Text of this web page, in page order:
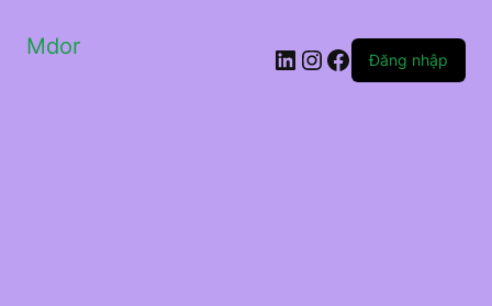
Mdor LinkedIn
Instagram
Facebook
Đăng nhập